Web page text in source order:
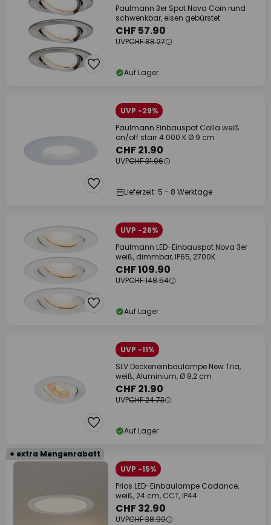
Paulmann 3er Spot Nova Coin rund
schwenkbar, eisen gebürstet
CHF 57.90
UVPCHF 88.27
Auf Lager
UVP -29%
Paulmann Einbauspot Calla weiß
on/off starr 4.000 K Ø 9 cm
CHF 21.90
UVPCHF 31.06
Lieferzeit: 5 - 8 Werktage
UVP -26%
Paulmann LED-Einbauspot Nova 3er
weiß, dimmbar, IP65, 2700K
CHF 109.90
UVPCHF 148.54
Auf Lager
UVP -11%
SLV Deckeneinbaulampe New Tria,
weiß, Aluminium, Ø 8,2 cm
CHF 21.90
UVPCHF 24.73
Auf Lager
+ extra Mengenrabatt
UVP -15%
Prios LED-Einbaulampe Cadance,
weiß, 24 cm, CCT, IP44
CHF 32.90
UVPCHF 38.90